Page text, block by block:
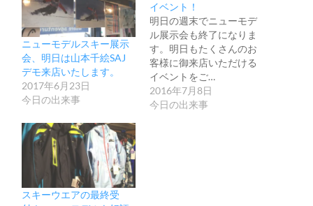
ニューモデルスキー展示
会、明日は山本千絵SAJ
デモ来店いたします。
2017年6月23日
今日の出来事
イベント！
明日の週末でニューモデ
ル展示会も終了になりま
す。明日もたくさんのお
客様に御来店いただける
イベントをご…
2016年7月8日
今日の出来事
スキーウエアの最終受